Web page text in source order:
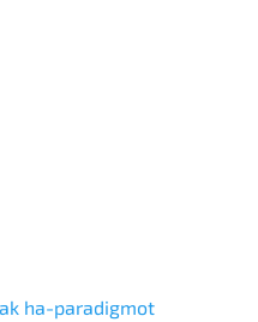
ha-paradigmot